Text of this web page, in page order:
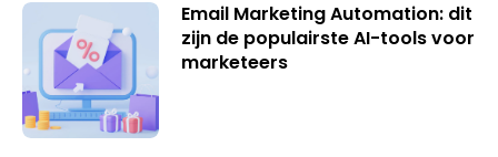
Email Marketing Automation: dit
zijn de populairste AI-tools voor
marketeers